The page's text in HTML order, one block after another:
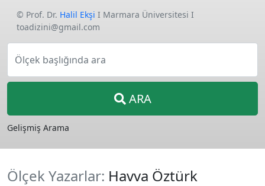
© Prof. Dr. Halil Ekşi I Marmara Üniversitesi I
toadizini@gmail.com
Ölçek başlığında ara
ARA
Gelişmiş Arama
Ölçek Yazarlar: Havva Öztürk